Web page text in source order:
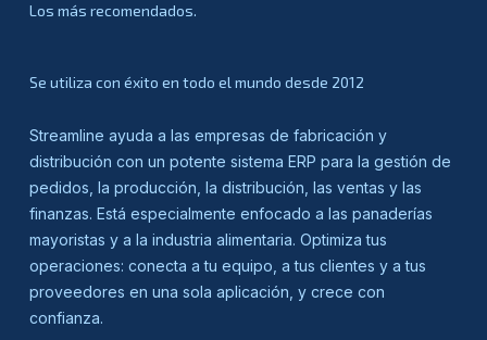
Los más recomendados.
Se utiliza con éxito en todo el mundo desde 2012
Streamline ayuda a las empresas de fabricación y
distribución con un potente sistema ERP para la gestión de
pedidos, la producción, la distribución, las ventas y las
finanzas. Está especialmente enfocado a las panaderías
mayoristas y a la industria alimentaria. Optimiza tus
operaciones: conecta a tu equipo, a tus clientes y a tus
proveedores en una sola aplicación, y crece con
confianza.